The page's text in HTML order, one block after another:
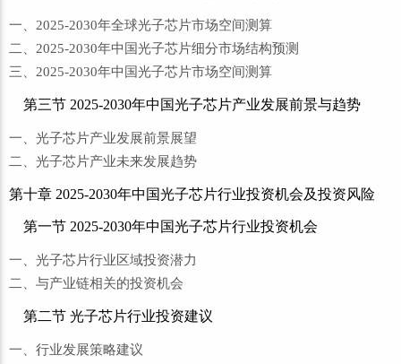
一、2025-2030年全球光子芯片市场空间测算
二、2025-2030年中国光子芯片细分市场结构预测
三、2025-2030年中国光子芯片市场空间测算
第三节 2025-2030年中国光子芯片产业发展前景与趋势
一、光子芯片产业发展前景展望
二、光子芯片产业未来发展趋势
第十章 2025-2030年中国光子芯片行业投资机会及投资风险
第一节 2025-2030年中国光子芯片行业投资机会
一、光子芯片行业区域投资潜力
二、与产业链相关的投资机会
第二节 光子芯片行业投资建议
一、行业发展策略建议